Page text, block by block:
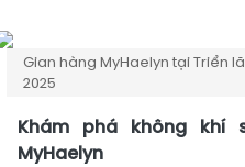
Gian hàng MyHaelyn tại Triển
2025
Khám phá không khí
MyHaelyn